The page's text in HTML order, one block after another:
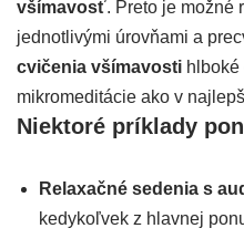
všímavosť. Preto je možné
jednotlivými úrovňami a
cvičenia všímavosti
mikromeditácie ako v
Niektoré príklady
Relaxačné sedenia s
kedykoľvek z hlavnej